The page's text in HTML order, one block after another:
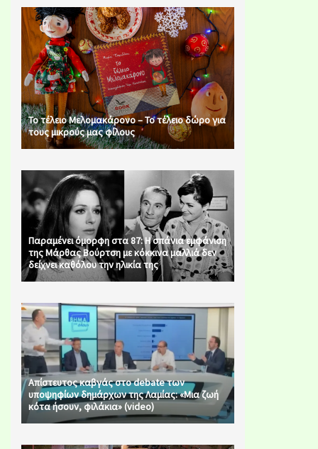
Το τέλειο Μελομακάρονο – Το τέλειο δώρο για
τους μικρούς μας φίλους
Παραμένει όμορφη στα 87: Η σπάνια εμφάνιση
της Μάρθας Βούρτση με κόκκινα μαλλιά δεν
δείχνει καθόλου την ηλικία της
Απίστευτος καβγάς στο debate των
υποψηφίων δημάρχων της Λαμίας: «Μια ζωή
κότα ήσουν, φιλάκια» (video)